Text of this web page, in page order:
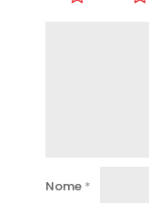
Nome *